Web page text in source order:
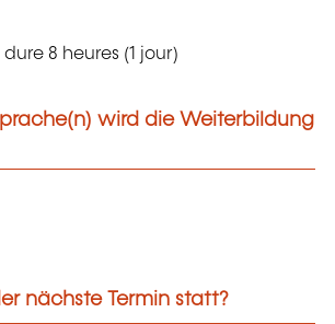
8 heures (1 jour)
wird die Weiterbildung
nächste Termin statt?